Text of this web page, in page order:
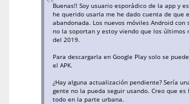
Buenas!! Soy usuario esporádico de la app y
he querido usarla me he dado cuenta de que
abandonada. Los nuevos móviles Android
no la soportan y estoy viendo que los últimos
del 2019.
Para descargarla en Google Play solo se
el APK.
¿Hay alguna actualización pendiente? Sería
gente no la pueda seguir usando. Creo que es
todo en la parte urbana.